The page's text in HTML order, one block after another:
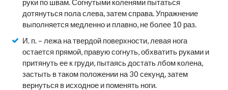
руки по швам. Согнутыми коленями пытаться
дотянуться пола слева, затем справа. Упражнение
выполняется медленно и плавно, не более 10 раз.
И. п. – лежа на твердой поверхности, левая нога
остается прямой, правую согнуть, обхватить руками и
притянуть ее к груди, пытаясь достать лбом колена,
застыть в таком положении на 30 секунд, затем
вернуться в исходное и поменять ноги.